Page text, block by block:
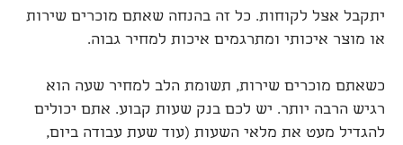
יתקבל אצל לקוחות. כל זה בהנחה שאתם מוכרים שירות
או מוצר איכותי ומתרגמים איכות למחיר גבוה.
כשאתם מוכרים שירות, תשומת הלב למחיר שעה הוא
רגיש הרבה יותר. יש לכם בנק שעות קבוע. אתם יכולים
להגדיל מעט את מלאי השעות (עוד שעת עבודה ביום,